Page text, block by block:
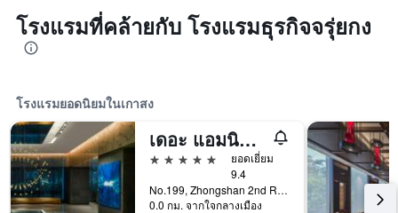
โรงแรมที่คล้ายกับ โรงแรมธุรกิจจรุ่ยกง
โรงแรมยอดนิยมในเกาสง
เดอะ แอมนิส, อะ ลักชัวรี คอลเลกชัน โรงแรม, เกาสง
5 ดาว
ยอดเยี่ยม
9.4
No.199, Zhongshan 2nd Rd, Qianzhen Dist., เกาสง, ไต้หวัน
0.0 กม. จากใจกลางเมือง